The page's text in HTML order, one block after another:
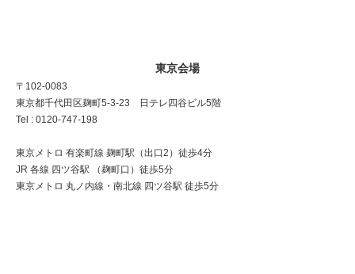
東京会場
〒102-0083
東京都千代田区麹町5-3-23 日テレ四谷ビル5階
Tel : 0120-747-198
東京メトロ 有楽町線 麹町駅（出口2）徒歩4分
JR 各線 四ツ谷駅 （麹町口）徒歩5分
東京メトロ 丸ノ内線・南北線 四ツ谷駅 徒歩5分